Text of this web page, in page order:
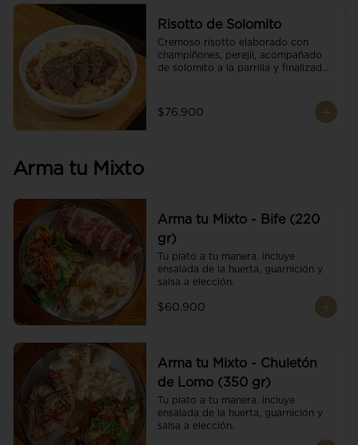
Risotto de Solomito
Cremoso risotto elaborado con
champiñones, perejil, acompañado
de solomito a la parrilla y finalizado
$76.900
Arma tu Mixto
Arma tu Mixto - Bife (220
gr)
Tu plato a tu manera. Incluye
ensalada de la huerta, guarnición y
salsa a elección.
$60.900
Arma tu Mixto - Chuletón
de Lomo (350 gr)
Tu plato a tu manera. Incluye
ensalada de la huerta, guarnición y
salsa a elección.